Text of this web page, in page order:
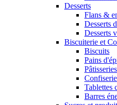
Desserts
Flans &
Desserts
Desserts
Biscuiterie et
Biscuits
Pains
Tablettes
Barres